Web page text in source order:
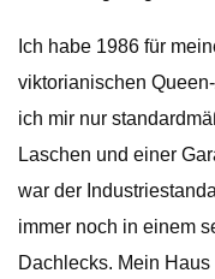
Ich habe 1986 für
viktorianischen
ich mir nur
Laschen und einer
war der
immer noch in einem
Dachlecks. Mein